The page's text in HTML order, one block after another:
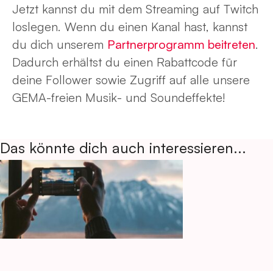
Jetzt kannst du mit dem Streaming auf Twitch
loslegen. Wenn du einen Kanal hast, kannst
du dich unserem Partnerprogramm beitreten.
Dadurch erhältst du einen Rabattcode für
deine Follower sowie Zugriff auf alle unsere
GEMA-freien Musik- und Soundeffekte!
Das könnte dich auch interessieren...